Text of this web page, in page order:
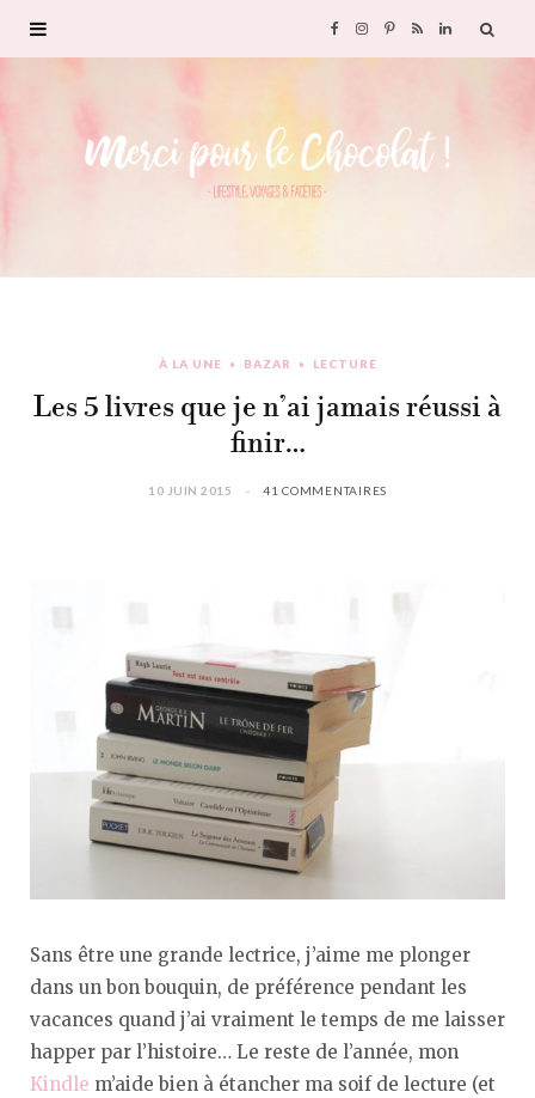
F
c
o
I
r
m
P
n
R
S
L
À LA UNE BAZAR LECTURE
Les 5 livres que je n’ai jamais réussi à
finir…
10 JUIN 2015 41 COMMENTAIRES
Sans être une grande lectrice, j’aime me plonger
dans un bon bouquin, de préférence pendant les
vacances quand j’ai vraiment le temps de me laisser
happer par l’histoire… Le reste de l’année, mon
Kindle m’aide bien à étancher ma soif de lecture (et